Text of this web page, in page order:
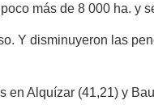
más de 8 000 ha. y
Y disminuyeron las
en Alquízar (41,21) y